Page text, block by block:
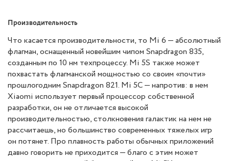
Производительность
Что касается производительности, то Mi 6 — абсолютный
флагман, оснащенный новейшим чипом Snapdragon 835,
созданным по 10 нм техпроцессу. Mi 5S также может
похвастать флагманской мощностью со своим «почти»
прошлогодним Snapdragon 821. Mi 5C — напротив: в нем
Xiaomi использует первый процессор собственной
разработки, он не отличается высокой
производительностью, столкновения галактик на нем не
рассчитаешь, но большинство современных тяжелых игр
он потянет. Про плавность работы обычных приложений
давно говорить не приходится — благо с этим может